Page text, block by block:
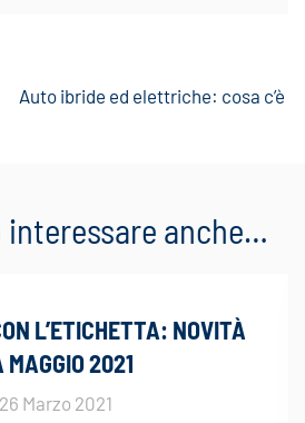
Auto ibride ed elettriche: cosa c’è
anche…
L’ETICHETTA: NOVITÀ
MAGGIO 2021
26 Marzo 2021